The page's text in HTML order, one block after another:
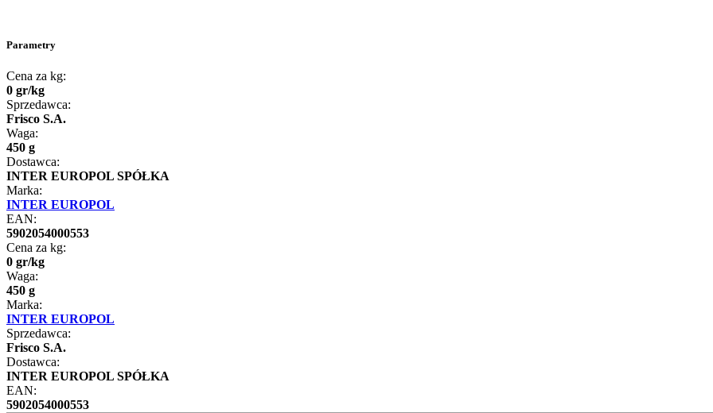
Parametry
Cena za kg:
0 gr/kg
Sprzedawca:
Frisco S.A.
Waga:
450 g
Dostawca:
INTER EUROPOL SPÓŁKA
Marka:
INTER EUROPOL
EAN:
5902054000553
Cena za kg:
0 gr/kg
Waga:
450 g
Marka:
INTER EUROPOL
Sprzedawca:
Frisco S.A.
Dostawca:
INTER EUROPOL SPÓŁKA
EAN:
5902054000553